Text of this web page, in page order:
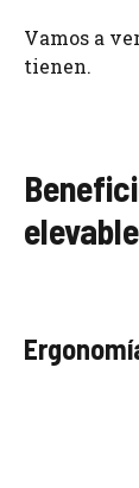
Vamos a
tienen.